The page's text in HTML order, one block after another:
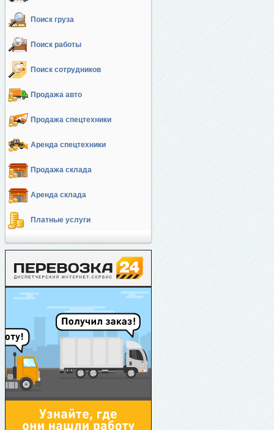
Поиск груза
Поиск работы
Поиск сотрудников
Продажа авто
Продажа спецтехники
Аренда спецтехники
Продажа склада
Аренда склада
Платные услуги